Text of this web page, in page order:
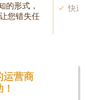
的形式，
您错失任
快速
运营商